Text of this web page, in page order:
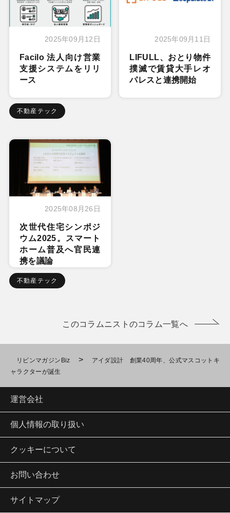
2025年09月12日
Facilo 法人向け営業
支援システムをリリ
ース
不動産テック
2025年09月11日
LIFULL、おとり物件
撲滅で賃貸大手レオ
パレスと連携開始
2025年08月26日
次世代住宅シンポジ
ウム2025。スマート
ホーム普及へ官民連
携を議論
不動産テック
このコラムニストのコラム一覧へ
リビンマガジンBiz >
アイダ設計 創業40周年、公式マスコットキ
ャラクターが誕生
運営会社
個人情報の取り扱い
クッキーについて
お問い合わせ
サイトマップ